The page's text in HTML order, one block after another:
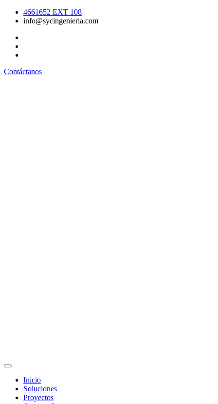
4661652 EXT 108
info@sycingenieria.com
Contáctanos
Inicio
Soluciones
Proyectos